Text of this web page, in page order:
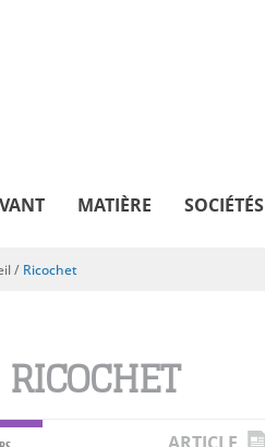
MATIÈRE SOCIÉTÉS
ici
/ Ricochet
RICOCHET